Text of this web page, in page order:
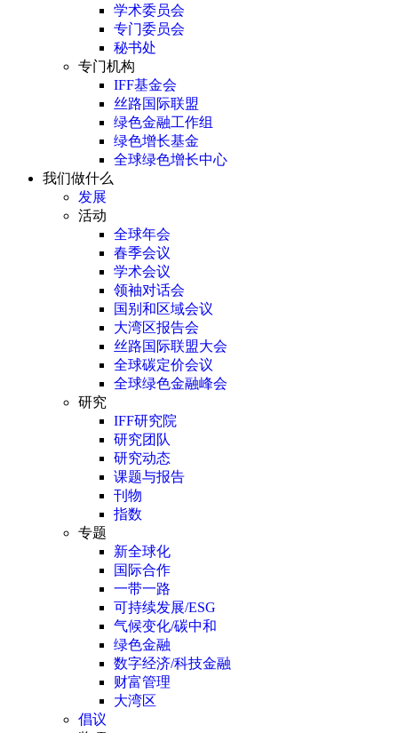
学术委员会
专门委员会
秘书处
专门机构
IFF基金会
丝路国际联盟
绿色金融工作组
绿色增长基金
全球绿色增长中心
我们做什么
发展
活动
全球年会
春季会议
学术会议
领袖对话会
国别和区域会议
大湾区报告会
丝路国际联盟大会
全球碳定价会议
全球绿色金融峰会
研究
IFF研究院
研究团队
研究动态
课题与报告
刊物
指数
专题
新全球化
国际合作
一带一路
可持续发展/ESG
气候变化/碳中和
绿色金融
数字经济/科技金融
财富管理
大湾区
倡议